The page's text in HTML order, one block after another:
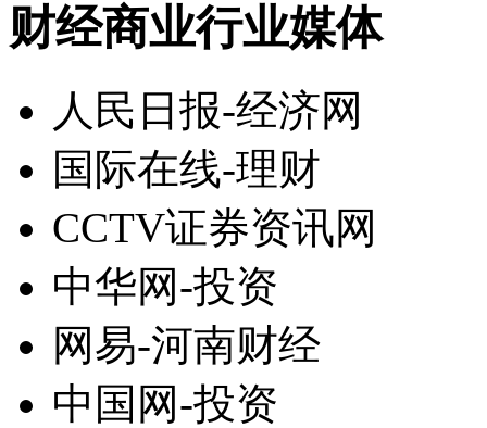
财经商业行业媒体
人民日报-经济网
国际在线-理财
CCTV证券资讯网
中华网-投资
网易-河南财经
中国网-投资